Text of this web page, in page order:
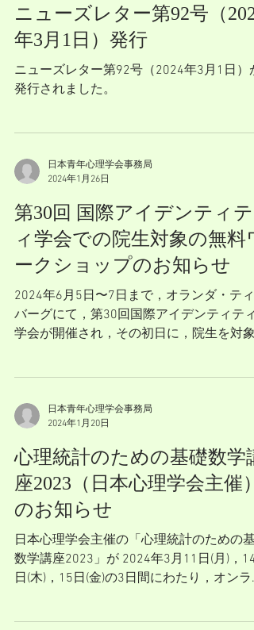
ニューズレター第92号（
年3月1日）発行
ニューズレター第92号（2024年3月1日）が
発行されました。
日本青年心理学会事務局
2024年1月26日
第30回 国際アイデンティテ
ィ学会での院生対象の無料
ークショップのお知らせ
2024年6月5日〜7日まで，オランダ・ティ
バーグにて，第30回国際アイデンティティ
学会が開催され，その初日に，院生を対象
いて直接アドバイスをもらうこ...
日本青年心理学会事務局
2024年1月20日
心理統計のための基礎数学講
座2023（日本心理学会主催）
のお知らせ
日本心理学会主催の「心理統計のための基
数学講座2023」が 2024年3月11日(月)，14
日(木)，15日(金)の3日間にわたり，オンラ